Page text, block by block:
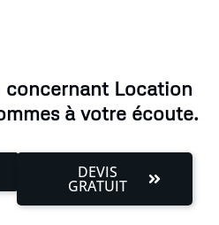
concernant Location
à votre écoute.
DEVIS
GRATUIT